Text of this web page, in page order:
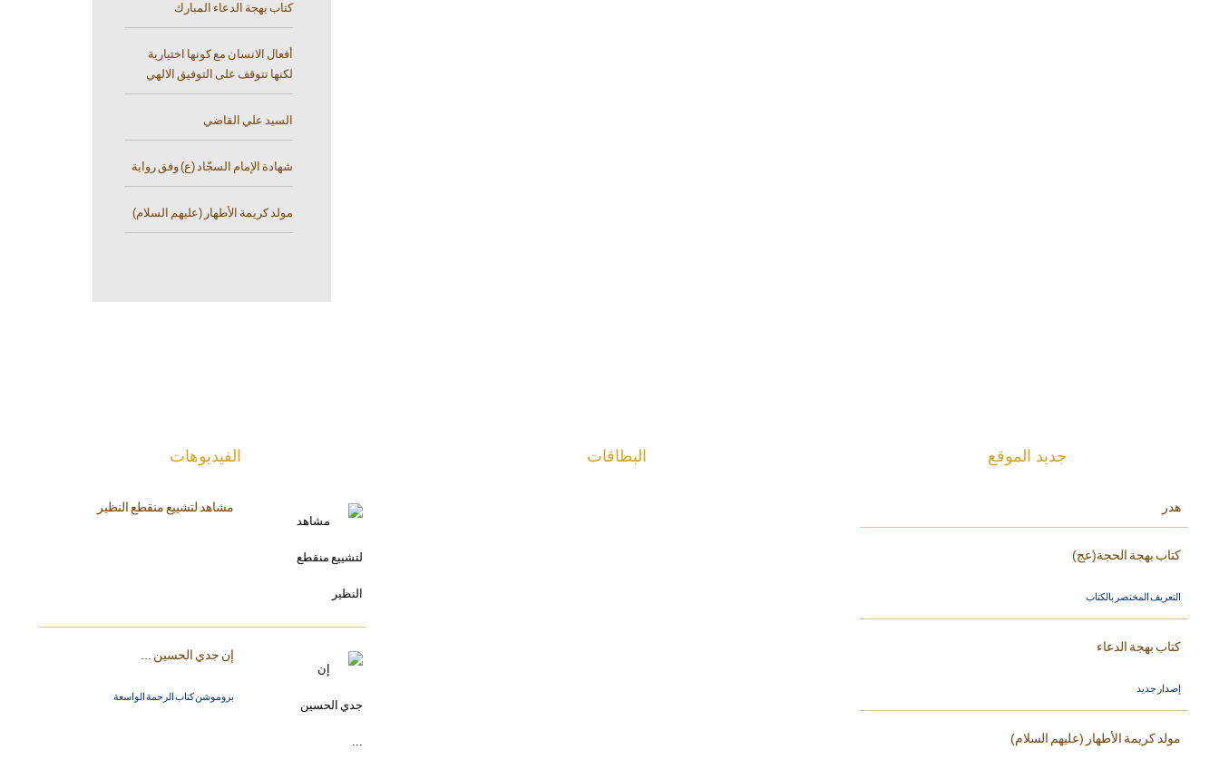
كتاب بهجة الدعاء المبارك
أفعال الانسان مع كونها اختيارية
لكنها تتوقف على التوفيق الالهي
السيد علي القاضي
شهادة الإمام السجّاد (ع) وفق رواية
مولد كريمة الأطهار (عليهم السلام)
الفیدیوهات
مشاهد لتشييع منقطع النظير
إن جدي الحسين ...
بروموشن كتاب الرحمة الواسعة
البطاقات جديد الموقع
هدر
كتاب بهجة الحجة(عج)
التعريف المختصر بالكتاب
كتاب بهجة الدعاء
إصدار جديد
مولد كريمة الأطهار (عليهم السلام)